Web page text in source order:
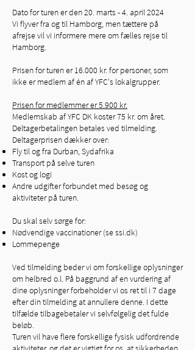
Dato for turen er den 20. marts - 4. april 2024
Vi flyver fra og til Hamborg, men tættere på
afrejse vil vi informere mere om fælles rejse til
Hamborg.
Prisen for turen er 16.000 kr. for personer, som
ikke er medlem af én af YFC's lokalgrupper.
Prisen for medlemmer er 5.900 kr.
Medlemskab af YFC DK koster 75 kr. om året.
Deltagerbetalingen betales ved tilmelding.
Deltagerprisen dækker over:
Fly til og fra Durban, Sydafrika
Transport på selve turen
Kost og logi
Andre udgifter forbundet med besøg og
aktiviteter på turen.
Du skal selv sørge for:
Nødvendige vaccinationer (se ssi.dk)
Lommepenge
Ved tilmelding beder vi om forskellige oplysninger
om helbred o.l. På baggrund af en vurdering af
dine oplysninger forbeholder vi os ret til i 7 dage
efter din tilmelding at annullere denne. I dette
tilfælde tilbagebetaler vi selvfølgelig det fulde
beløb.
Turen vil have flere forskellige fysisk udfordrende